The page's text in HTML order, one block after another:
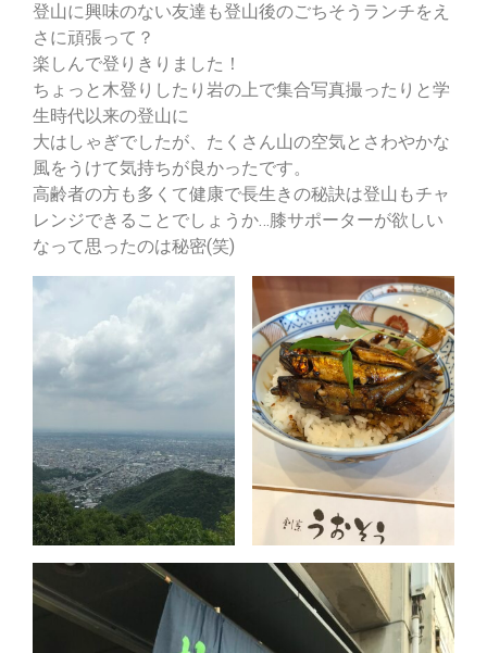
登山に興味のない友達も登山後のごちそうランチをえ
さに頑張って？
楽しんで登りきりました！
ちょっと木登りしたり岩の上で集合写真撮ったりと学
生時代以来の登山に
大はしゃぎでしたが、たくさん山の空気とさわやかな
風をうけて気持ちが良かったです。
高齢者の方も多くて健康で長生きの秘訣は登山もチャ
レンジできることでしょうか…膝サポーターが欲しい
なって思ったのは秘密(笑)